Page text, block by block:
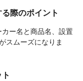
際のポイント
ー名と商品名、設置
スムーズになりま